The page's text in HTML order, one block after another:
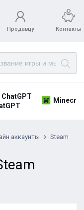
Продавцу Контакты
ChatGPT
аккаунты Steam